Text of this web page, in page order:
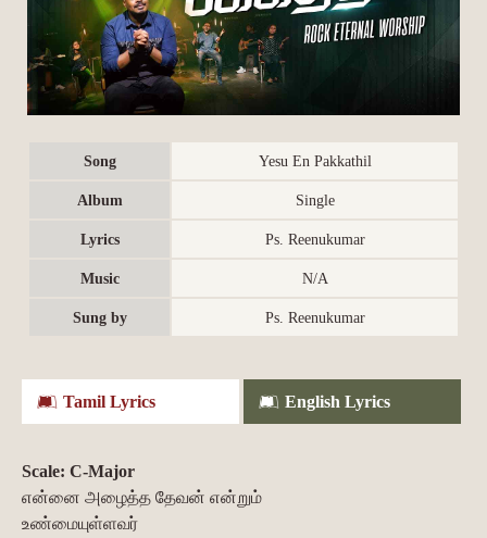
Song Yesu En Pakkathil
Album Single
Lyrics Ps. Reenukumar
Music N/A
Sung by Ps. Reenukumar
Tamil Lyrics English Lyrics
Scale: C-Major
என்னை அழைத்த தேவன் என்றும்
உண்மையுள்ளவர்